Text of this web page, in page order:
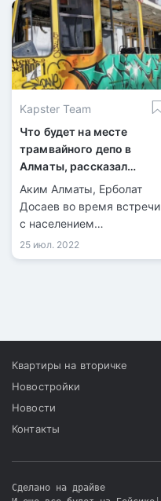
Kapster Team
Что будет на месте
трамвайного депо в
Алматы, рассказал
Досаев
Аким Алматы, Ерболат
Досаев во время встречи
с населением
Алмалинского района
рассказал, что будет на
25 июл. 2022
Квартиры на вторичке
Новостройки
Новости
Контакты
Сделано на драйве